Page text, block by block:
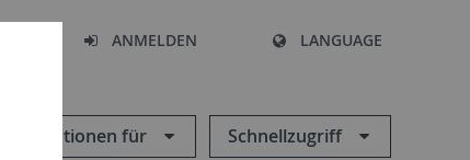
ANMELDEN LANGUAGE
Informationen für Schnellzugriff